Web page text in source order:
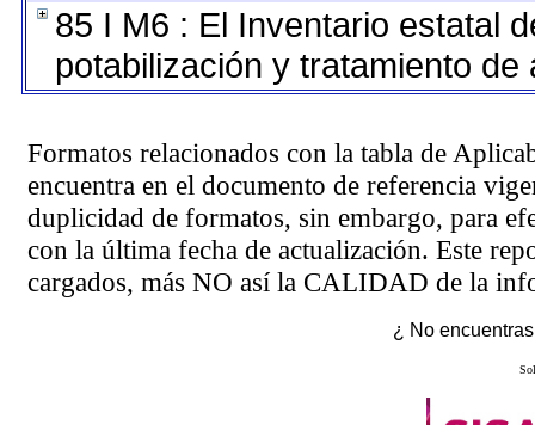
85 I M6 : El Inventario estatal
potabilización y tratamiento de
Formatos relacionados con la tabla de
encuentra en el documento de referencia
duplicidad de formatos, sin embargo, para
con la última fecha de actualización. Este
cargados, más NO así la CALIDAD de la
¿ No